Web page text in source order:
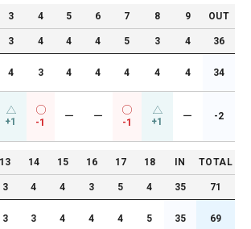
3 4 5 6 7 8 9 OUT
3 4 4 4 5 3 4 36
4 3 4 4 4 4 4 34
+1 -1
ー ー
-1 +1 ー -2
13 14 15 16 17 18 IN TOTAL
3 4 4 3 5 4 35 71
3 3 4 4 4 5 35 69